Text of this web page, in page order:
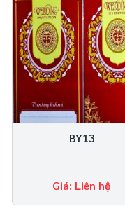
BY13
Giá: Liên hệ